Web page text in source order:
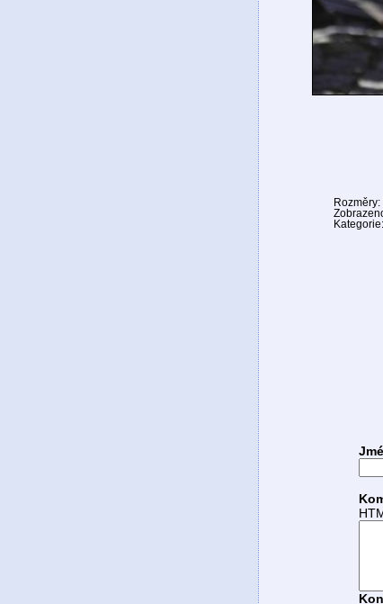
Kategorie: